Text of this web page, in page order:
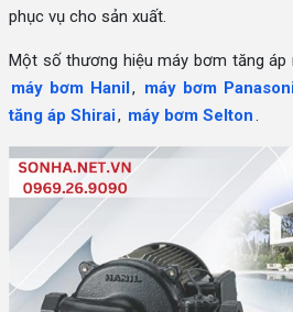
phục vụ cho sản xuất.
Một số thương hiệu máy bơm tăng
máy bơm Hanil, máy bơm
tăng áp Shirai, máy bơm Selton.